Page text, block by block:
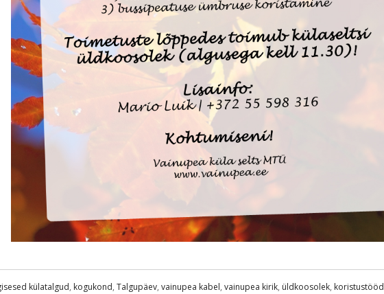
külatalgud, kogukond, Talgupäev, vainupea kabel, vainupea kirik, üldkoosolek, koristustööd